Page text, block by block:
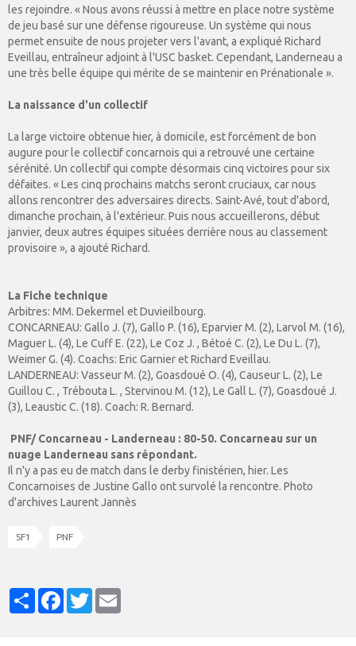
les rejoindre. « Nous avons réussi à mettre en place notre système
de jeu basé sur une défense rigoureuse. Un système qui nous
permet ensuite de nous projeter vers l'avant, a expliqué Richard
Eveillau, entraîneur adjoint à l'USC basket. Cependant, Landerneau a
une très belle équipe qui mérite de se maintenir en Prénationale ».
La naissance d'un collectif
La large victoire obtenue hier, à domicile, est forcément de bon
augure pour le collectif concarnois qui a retrouvé une certaine
sérénité. Un collectif qui compte désormais cinq victoires pour six
défaites. « Les cinq prochains matchs seront cruciaux, car nous
allons rencontrer des adversaires directs. Saint-Avé, tout d'abord,
dimanche prochain, à l'extérieur. Puis nous accueillerons, début
janvier, deux autres équipes situées derrière nous au classement
provisoire », a ajouté Richard.
La Fiche technique
Arbitres: MM. Dekermel et Duvieilbourg.
CONCARNEAU: Gallo J. (7), Gallo P. (16), Eparvier M. (2), Larvol M. (16),
Maguer L. (4), Le Cuff E. (22), Le Coz J. , Bétoé C. (2), Le Du L. (7),
Weimer G. (4). Coachs: Eric Garnier et Richard Eveillau.
LANDERNEAU: Vasseur M. (2), Goasdoué O. (4), Causeur L. (2), Le
Guillou C. , Trébouta L. , Stervinou M. (12), Le Gall L. (7), Goasdoué J.
(3), Leaustic C. (18). Coach: R. Bernard.
PNF/ Concarneau - Landerneau : 80-50. Concarneau sur un
nuage Landerneau sans répondant.
Il n'y a pas eu de match dans le derby finistérien, hier. Les
Concarnoises de Justine Gallo ont survolé la rencontre. Photo
d'archives Laurent Jannès
SF1 PNF
PartagerFacebook
Twitter